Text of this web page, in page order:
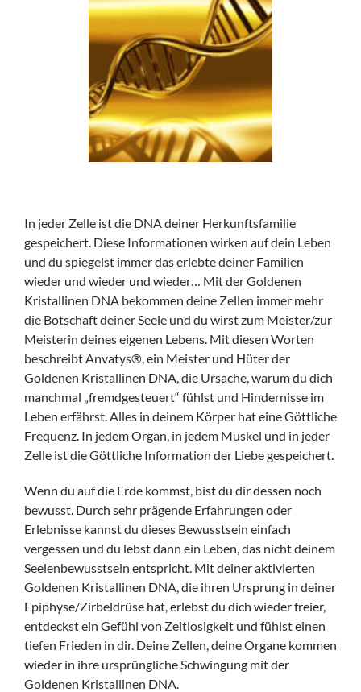
In jeder Zelle ist die DNA deiner Herkunftsfamilie
gespeichert. Diese Informationen wirken auf dein Leben
und du spiegelst immer das erlebte deiner Familien
wieder und wieder und wieder… Mit der Goldenen
Kristallinen DNA bekommen deine Zellen immer mehr
die Botschaft deiner Seele und du wirst zum Meister/zur
Meisterin deines eigenen Lebens. Mit diesen Worten
beschreibt Anvatys®, ein Meister und Hüter der
Goldenen Kristallinen DNA, die Ursache, warum du dich
manchmal „fremdgesteuert“ fühlst und Hindernisse im
Leben erfährst. Alles in deinem Körper hat eine Göttliche
Frequenz. In jedem Organ, in jedem Muskel und in jeder
Zelle ist die Göttliche Information der Liebe gespeichert.
Wenn du auf die Erde kommst, bist du dir dessen noch
bewusst. Durch sehr prägende Erfahrungen oder
Erlebnisse kannst du dieses Bewusstsein einfach
vergessen und du lebst dann ein Leben, das nicht deinem
Seelenbewusstsein entspricht. Mit deiner aktivierten
Goldenen Kristallinen DNA, die ihren Ursprung in deiner
Epiphyse/Zirbeldrüse hat, erlebst du dich wieder freier,
entdeckst ein Gefühl von Zeitlosigkeit und fühlst einen
tiefen Frieden in dir. Deine Zellen, deine Organe kommen
wieder in ihre ursprüngliche Schwingung mit der
Goldenen Kristallinen DNA.